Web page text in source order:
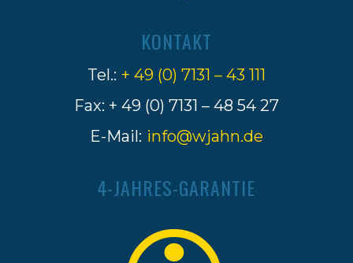
KONTAKT
Tel.: + 49 (0) 7131 – 43 111
Fax: + 49 (0) 7131 – 48 54 27
E-Mail: info@wjahn.de
4-JAHRES-GARANTIE